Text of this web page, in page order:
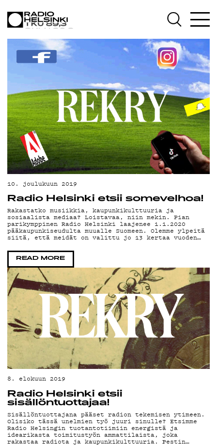
OHJELMAT
TEKIJÄT
ON-DEMAND
PODCAST
MAINOSTA
G LIVELAB
TIETOSUOJA
KIRJAUDU SISÄÄN
10. joulukuun 2019
Radio Helsinki etsii somevelhoa!
Rakastatko musiikkia, kaupunkikulttuuria ja
sosiaalista mediaa? Loistavaa, niin mekin. Pian
parikymppinen Radio Helsinki laajenee 1.1.2020
pääkaupunkiseudulta muualle Suomeen. Olemme ylpeitä
siitä, että meidät on valittu jo 13 kertaa vuoden…
READ MORE
8. elokuun 2019
Radio Helsinki etsii
sisällöntuottajaa!
Sisällöntuottajana pääset radion tekemisen ytimeen.
Olisiko tässä unelmien työ juuri sinulle? Etsimme
Radio Helsingin tuotantotiimiin energistä ja
idearikasta toimitustyön ammattilaista, joka
rakastaa radiota ja kaupunkikulttuuria. Pestin…